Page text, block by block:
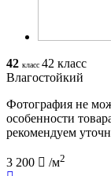
42 класс 42 класс
Влагостойкий
Фотография не
особенности
рекомендуем
3 200 /м2